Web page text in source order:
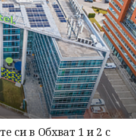
си в Обхват 1 и 2 с